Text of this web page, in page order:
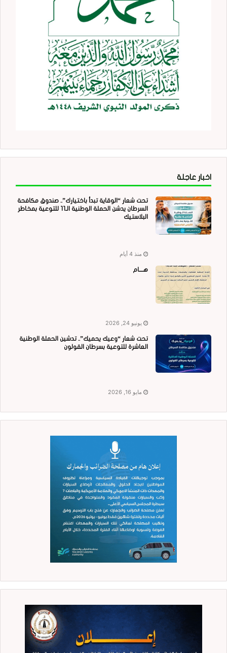
اخبار عاجلة
تحت شعار “الوقاية تبدأ باختيارك”.. صندوق مكافحة
السرطان يدشن الحملة الوطنية الـ11 للتوعية بمخاطر
البلاستيك
منذ 4 أيام
هــــام
يونيو 24, 2026
تحت شعار “وعيك يحميك”.. تدشين الحملة الوطنية
العاشرة للتوعية بسرطان القولون
مايو 16, 2026